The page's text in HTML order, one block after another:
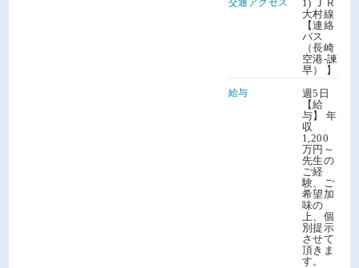
1) ＪＲ
大村線
【連絡
バス
（長崎
空港-諫
早） 】
給与
週5日
【給
与】 年
収
1,200
万円～
先生の
ご経
験、ご
希望加
味の
上、個
別提示
させて
頂きま
す。